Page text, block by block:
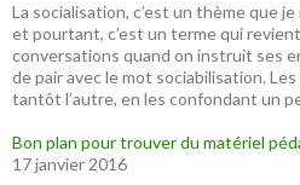
La socialisation, c’est un thème que je
et pourtant, c’est un terme qui
conversations quand on instruit ses
de pair avec le mot sociabilisation.
tantôt l’autre, en les confondant un
Bon plan pour trouver du matériel
17 janvier 2016